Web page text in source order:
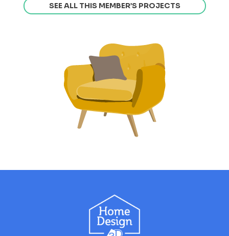
SEE ALL THIS MEMBER’S PROJECTS